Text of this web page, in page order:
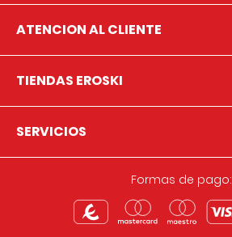
ATENCION AL CLIENTE
TIENDAS EROSKI
SERVICIOS
Formas de pago: